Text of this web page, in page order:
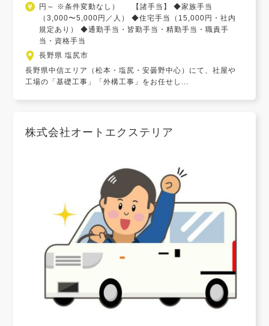
円～ ※条件変動なし） 【諸手当】 ◆家族手当
（3,000〜5,000円／人） ◆住宅手当（15,000円・社内
規定あり） ◆通勤手当・皆勤手当・精勤手当・職責手
当・資格手当
長野県 塩尻市
長野県中信エリア（松本・塩尻・安曇野中心）にて、社屋や
工場の「基礎工事」「外構工事」をお任せし...
株式会社オートエクステリア